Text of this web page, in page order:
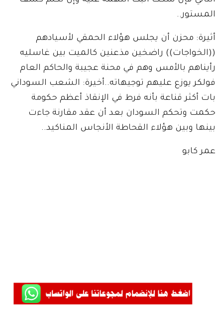
المستور..
أثيرة: محزن أن يجلس هؤلاء الحمقي لأسيادهم
((الخواجات)) راضخين مذعنين كالميت بين غاسليه
رأيناهم بالأمس وهم في محنة عجيبة والحاكم العام
فولكر يوزع عليهم توجيهاته..أخيرة: الشعب السوداني
بات أكثر قناعة بأنه فرط في الإنقاذ أعظم حكومة
حكمت وتحكم السودان بعد أن عقد مقارنة جاءت
بينها وبين هؤلاء القحاطة الأنجاس المناكيد..
عمر كابو